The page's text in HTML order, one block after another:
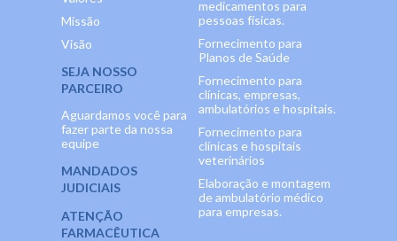
Missão
Visão
SEJA NOSSO
PARCEIRO
Aguardamos você para
fazer parte da nossa
equipe
MANDADOS
JUDICIAIS
ATENÇÃO
FARMACÊUTICA
medicamentos para
pessoas físicas.
Fornecimento para
Planos de Saúde
Fornecimento para
clínicas, empresas,
ambulatórios e hospitais.
Fornecimento para
clínicas e hospitais
veterinários
Elaboração e montagem
de ambulatório médico
para empresas.